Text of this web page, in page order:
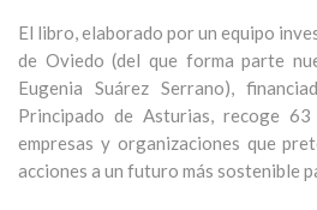
El libro, elaborado por un equipo
de Oviedo (del que forma parte
Eugenia Suárez Serrano),
Principado de Asturias, recoge
empresas y organizaciones que
acciones a un futuro más sostenible